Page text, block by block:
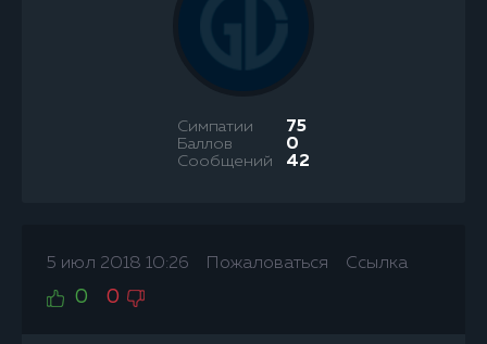
Симпатии 75
Баллов 0
Сообщений 42
5 июл 2018 10:26 Пожаловаться Ссылка
0 0